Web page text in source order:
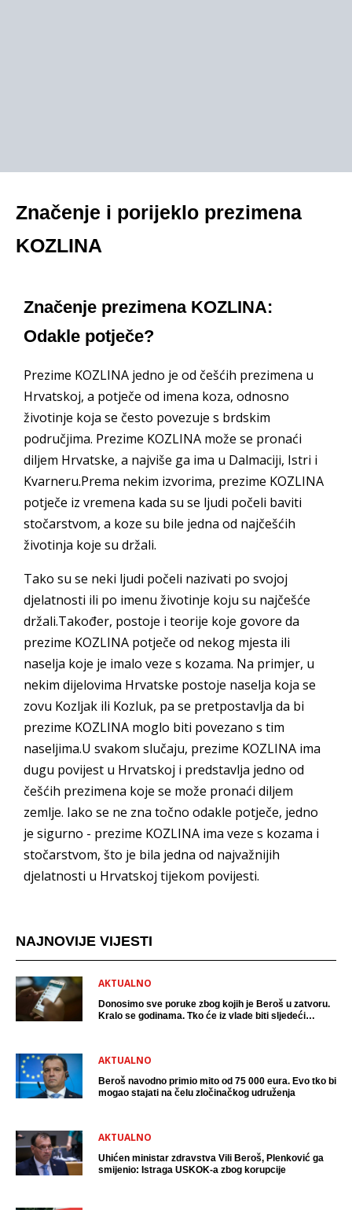
Značenje i porijeklo prezimena
KOZLINA
Značenje prezimena KOZLINA:
Odakle potječe?
Prezime KOZLINA jedno je od češćih prezimena u
Hrvatskoj, a potječe od imena koza, odnosno
životinje koja se često povezuje s brdskim
područjima. Prezime KOZLINA može se pronaći
diljem Hrvatske, a najviše ga ima u Dalmaciji, Istri i
Kvarneru.Prema nekim izvorima, prezime KOZLINA
potječe iz vremena kada su se ljudi počeli baviti
stočarstvom, a koze su bile jedna od najčešćih
životinja koje su držali.
Tako su se neki ljudi počeli nazivati po svojoj
djelatnosti ili po imenu životinje koju su najčešće
držali.Također, postoje i teorije koje govore da
prezime KOZLINA potječe od nekog mjesta ili
naselja koje je imalo veze s kozama. Na primjer, u
nekim dijelovima Hrvatske postoje naselja koja se
zovu Kozljak ili Kozluk, pa se pretpostavlja da bi
prezime KOZLINA moglo biti povezano s tim
naseljima.U svakom slučaju, prezime KOZLINA ima
dugu povijest u Hrvatskoj i predstavlja jedno od
češćih prezimena koje se može pronaći diljem
zemlje. Iako se ne zna točno odakle potječe, jedno
je sigurno - prezime KOZLINA ima veze s kozama i
stočarstvom, što je bila jedna od najvažnijih
djelatnosti u Hrvatskoj tijekom povijesti.
NAJNOVIJE VIJESTI
AKTUALNO
Donosimo sve poruke zbog kojih je Beroš u zatvoru.
Kralo se godinama. Tko će iz vlade biti sljedeći
AKTUALNO
Beroš navodno primio mito od 75 000 eura. Evo tko bi
mogao stajati na čelu zločinačkog udruženja
AKTUALNO
Uhićen ministar zdravstva Vili Beroš, Plenković ga
smijenio: Istraga USKOK-a zbog korupcije